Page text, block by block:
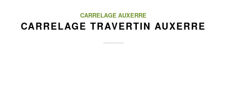
CARRELAGE AUXERRE
CARRELAGE TRAVERTIN AUXERRE